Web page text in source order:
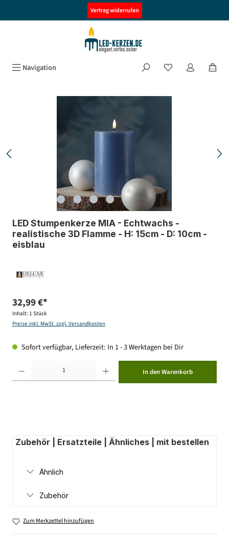
Vertrag widerrufen
Navigation
LED Stumpenkerze MIA - Echtwachs -
realistische 3D Flamme - H: 15cm - D: 10cm -
eisblau
32,99 €*
Inhalt: 1 Stück
Preise inkl. MwSt. zzgl. Versandkosten
Sofort verfügbar, Lieferzeit: In 1 - 3 Werktagen bei Dir
In den Warenkorb
Zubehör | Ersatzteile | Ähnliches | mit bestellen
Ähnlich
Zubehör
Zum Merkzettel hinzufügen